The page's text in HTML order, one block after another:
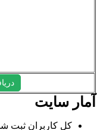
سایت
کل کاربران ثبت شده: 2011